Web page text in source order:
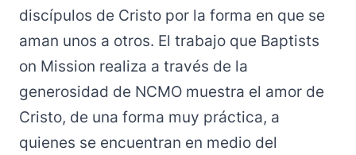
discípulos de Cristo por la forma en que se
aman unos a otros. El trabajo que Baptists
on Mission realiza a través de la
generosidad de NCMO muestra el amor de
Cristo, de una forma muy práctica, a
quienes se encuentran en medio del